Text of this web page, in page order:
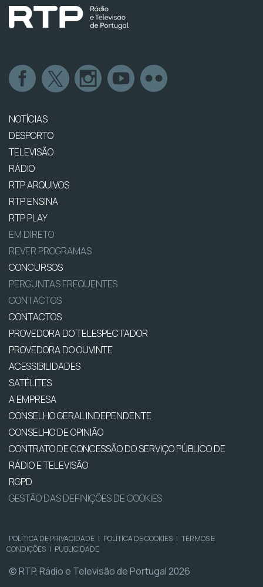
NOTÍCIAS
DESPORTO
TELEVISÃO
RÁDIO
RTP ARQUIVOS
RTP ENSINA
RTP PLAY
EM DIRETO
REVER PROGRAMAS
CONCURSOS
PERGUNTAS FREQUENTES
CONTACTOS
CONTACTOS
PROVEDORA DO TELESPECTADOR
PROVEDORA DO OUVINTE
ACESSIBILIDADES
SATÉLITES
A EMPRESA
CONSELHO GERAL INDEPENDENTE
CONSELHO DE OPINIÃO
CONTRATO DE CONCESSÃO DO SERVIÇO PÚBLICO DE
RÁDIO E TELEVISÃO
RGPD
GESTÃO DAS DEFINIÇÕES DE COOKIES
POLÍTICA DE PRIVACIDADE | POLÍTICA DE COOKIES | TERMOS E
CONDIÇÕES | PUBLICIDADE
© RTP, Rádio e Televisão de Portugal 2026